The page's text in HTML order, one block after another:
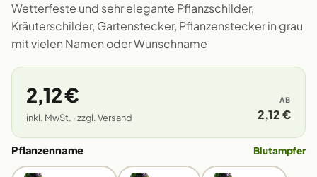
Wetterfeste und sehr elegante Pflanzschilder,
Kräuterschilder, Gartenstecker, Pflanzenstecker in grau
mit vielen Namen oder Wunschname
2,12 €
inkl. MwSt. · zzgl. Versand
AB
2,12 €
Pflanzenname Blutampfer